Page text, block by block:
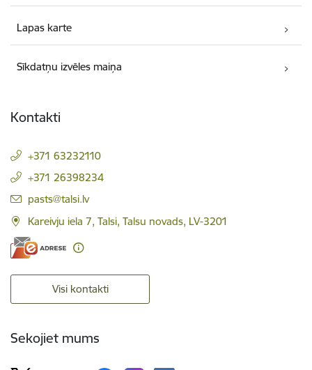
Lapas karte
Sīkdatņu izvēles maiņa
Kontakti
+371 63232110
+371 26398234
E-pasts:
pasts@talsi.lv
Kareivju iela 7, Talsi, Talsu novads, LV-3201
Visi kontakti
Sekojiet mums